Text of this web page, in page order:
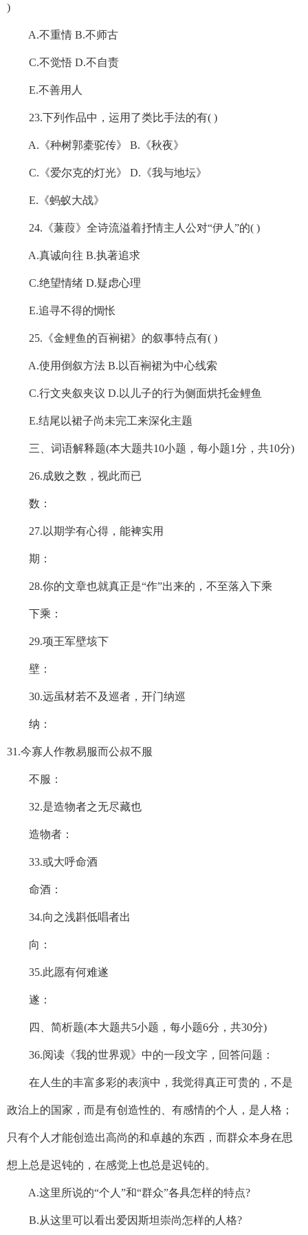
)
A.不重情 B.不师古
C.不觉悟 D.不自责
E.不善用人
23.下列作品中，运用了类比手法的有( )
A.《种树郭橐驼传》 B.《秋夜》
C.《爱尔克的灯光》 D.《我与地坛》
E.《蚂蚁大战》
24.《蒹葭》全诗流溢着抒情主人公对“伊人”的( )
A.真诚向往 B.执著追求
C.绝望情绪 D.疑虑心理
E.追寻不得的惆怅
25.《金鲤鱼的百裥裙》的叙事特点有( )
A.使用倒叙方法 B.以百裥裙为中心线索
C.行文夹叙夹议 D.以儿子的行为侧面烘托金鲤鱼
E.结尾以裙子尚未完工来深化主题
三、词语解释题(本大题共10小题，每小题1分，共10分)
26.成败之数，视此而已
数：
27.以期学有心得，能裨实用
期：
28.你的文章也就真正是“作”出来的，不至落入下乘
下乘：
29.项王军壁垓下
壁：
30.远虽材若不及巡者，开门纳巡
纳：
31.今寡人作教易服而公叔不服
不服：
32.是造物者之无尽藏也
造物者：
33.或大呼命酒
命酒：
34.向之浅斟低唱者出
向：
35.此愿有何难遂
遂：
四、简析题(本大题共5小题，每小题6分，共30分)
36.阅读《我的世界观》中的一段文字，回答问题：
在人生的丰富多彩的表演中，我觉得真正可贵的，不是
政治上的国家，而是有创造性的、有感情的个人，是人格；
只有个人才能创造出高尚的和卓越的东西，而群众本身在思
想上总是迟钝的，在感觉上也总是迟钝的。
A.这里所说的“个人”和“群众”各具怎样的特点?
B.从这里可以看出爱因斯坦崇尚怎样的人格?